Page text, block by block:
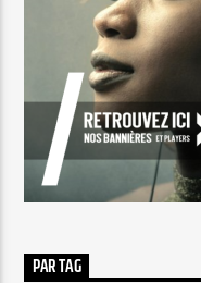
PAR TAG